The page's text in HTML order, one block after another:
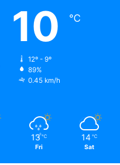
10 ℃
12º - 9º
89%
0.45 km/h
13 ℃
Fri
14 ℃
Sat